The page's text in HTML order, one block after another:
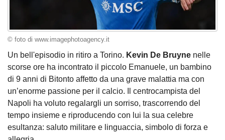
© foto di www.imagephotoagency.it
Un bell'episodio in ritiro a Torino. Kevin De Bruyne nelle
scorse ore ha incontrato il piccolo Emanuele, un bambino
di 9 anni di Bitonto affetto da una grave malattia ma con
un’enorme passione per il calcio. Il centrocampista del
Napoli ha voluto regalargli un sorriso, trascorrendo del
tempo insieme e riproducendo con lui la sua celebre
esultanza: saluto militare e linguaccia, simbolo di forza e